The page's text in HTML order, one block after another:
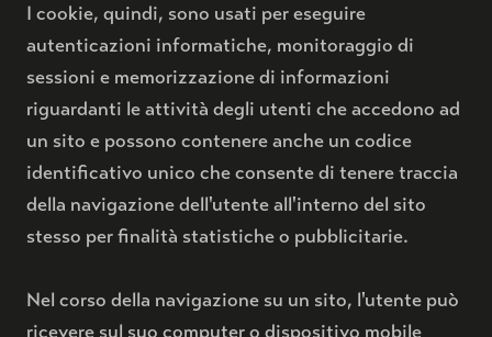
I cookie, quindi, sono usati per eseguire
autenticazioni informatiche, monitoraggio di
sessioni e memorizzazione di informazioni
riguardanti le attività degli utenti che accedono ad
un sito e possono contenere anche un codice
identificativo unico che consente di tenere traccia
della navigazione dell'utente all'interno del sito
stesso per finalità statistiche o pubblicitarie.
Nel corso della navigazione su un sito, l'utente può
ricevere sul suo computer o dispositivo mobile